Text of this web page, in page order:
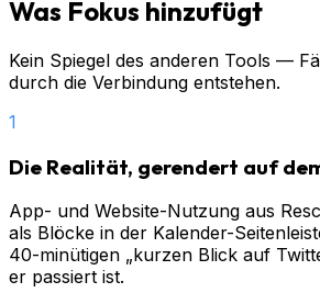
Was Fokus hinzufügt
Kein Spiegel des anderen Tools —
durch die Verbindung entstehen.
1
Die Realität, gerendert auf
App- und Website-Nutzung aus
als Blöcke in der Kalender-
40-minütigen „kurzen Blick auf
er passiert ist.